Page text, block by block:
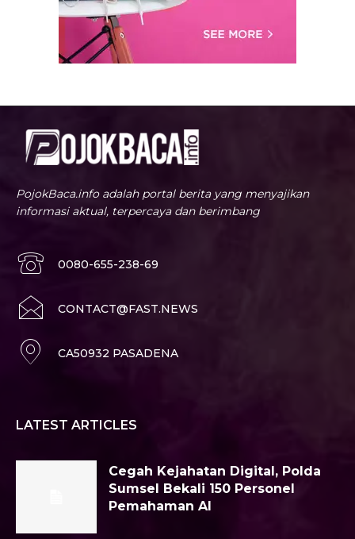
PojokBaca.info adalah portal berita yang menyajikan
informasi aktual, terpercaya dan berimbang
0080-655-238-69
CONTACT@FAST.NEWS
CA50932 PASADENA
LATEST ARTICLES
Cegah Kejahatan Digital, Polda
Sumsel Bekali 150 Personel
Pemahaman AI